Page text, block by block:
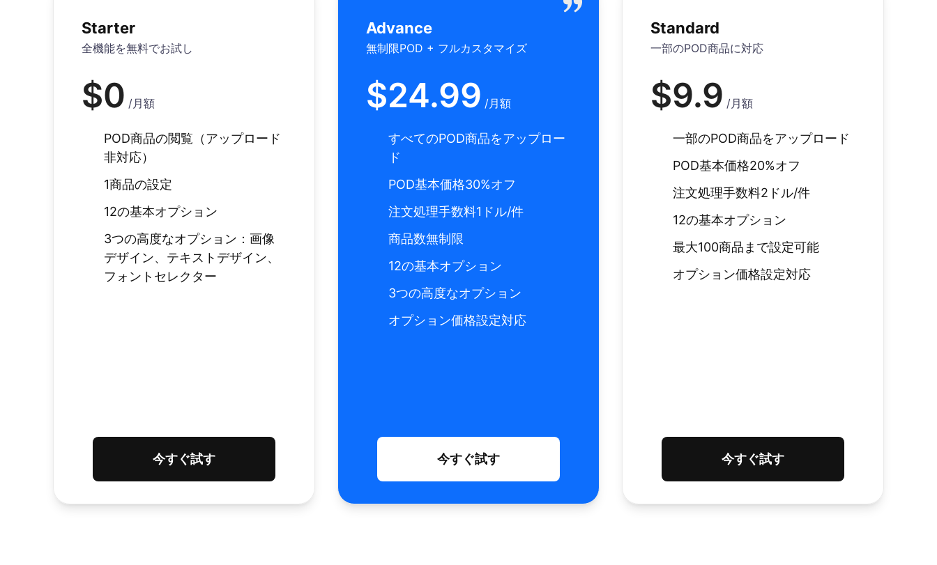
Starter
全機能を無料でお試し
$0 /月額
POD商品の閲覧（アップロード
非対応）
1商品の設定
12の基本オプション
3つの高度なオプション：画像
デザイン、テキストデザイン、
フォントセレクター
今すぐ試す
Advance
無制限POD + フルカスタマイズ
$24.99 /月額
すべてのPOD商品をアップロー
ド
POD基本価格30%オフ
注文処理手数料1ドル/件
商品数無制限
12の基本オプション
3つの高度なオプション
オプション価格設定対応
今すぐ試す
Standard
一部のPOD商品に対応
$9.9 /月額
一部のPOD商品をアップロード
POD基本価格20%オフ
注文処理手数料2ドル/件
12の基本オプション
最大100商品まで設定可能
オプション価格設定対応
今すぐ試す